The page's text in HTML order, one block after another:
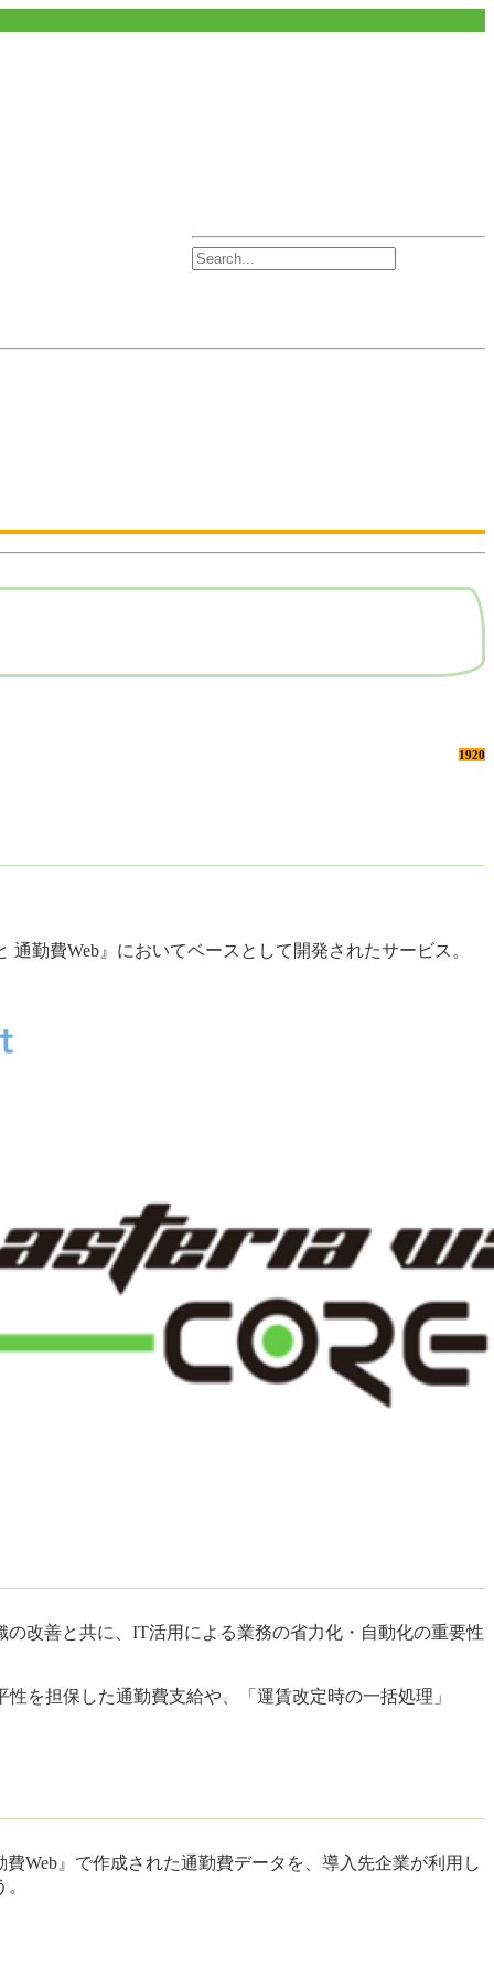
1920
勤費Web』においてベースとして開発されたサービス。
改善と共に、IT活用による業務の省力化・自動化の重要性
を担保した通勤費支給や、「運賃改定時の一括処理」
Web』で作成された通勤費データを、導入先企業が利用し